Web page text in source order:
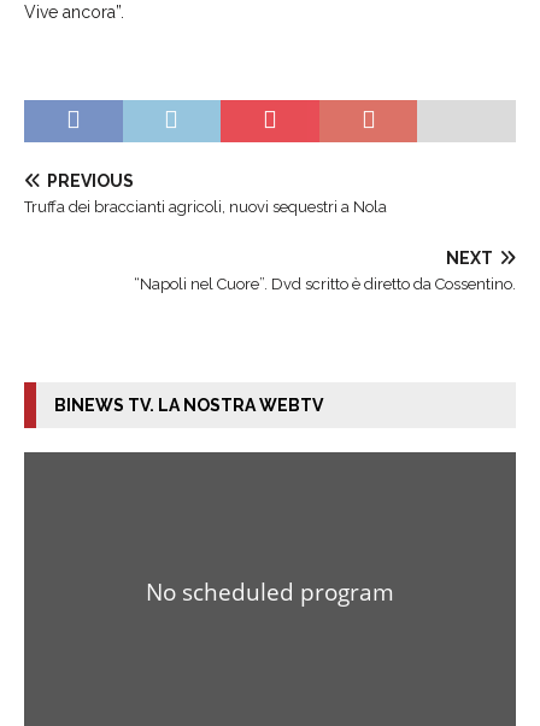
Vive ancora”.
PREVIOUS
Truffa dei braccianti agricoli, nuovi sequestri a Nola
NEXT
“Napoli nel Cuore”. Dvd scritto è diretto da Cossentino.
BINEWS TV. LA NOSTRA WEBTV